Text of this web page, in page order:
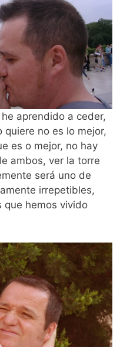
aprendido a ceder,
quiere no es lo mejor,
es o mejor, no hay
ambos, ver la torre
será uno de
irrepetibles,
que hemos vivido